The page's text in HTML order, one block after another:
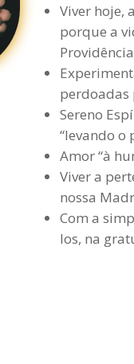
Viver hoje,
porque a
perdoadas
Sereno
“levando o
Amor “à
Viver a
nossa
Com a
los, na